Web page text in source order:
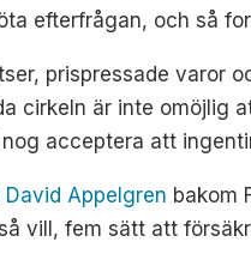
efterfrågan, och så
prispressade varor
cirkeln är inte
acceptera att
Appelgren bakom
vill, fem sätt att